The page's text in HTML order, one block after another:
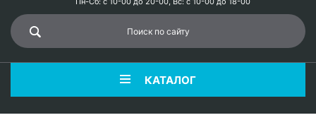
КАТАЛОГ